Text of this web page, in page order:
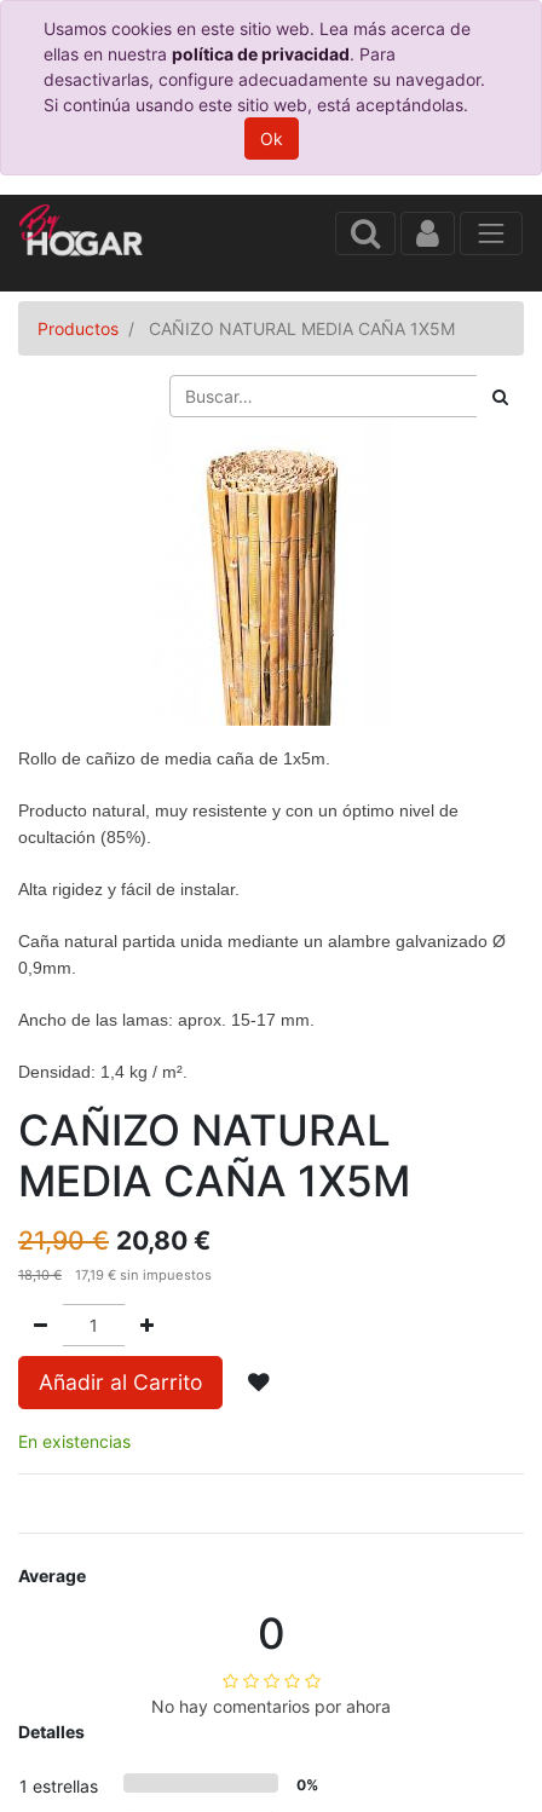
Usamos cookies en este sitio web. Lea más acerca de
ellas en nuestra política de privacidad. Para
desactivarlas, configure adecuadamente su navegador.
Si continúa usando este sitio web, está aceptándolas.
Ok
Productos CAÑIZO NATURAL MEDIA CAÑA 1X5M
Rollo de cañizo de media caña de 1x5m.
Producto natural, muy resistente y con un óptimo nivel de
ocultación (85%).
Alta rigidez y fácil de instalar.
Caña natural partida unida mediante un alambre galvanizado Ø
0,9mm.
Ancho de las lamas: aprox. 15-17 mm.
Densidad: 1,4 kg / m².
CAÑIZO NATURAL
MEDIA CAÑA 1X5M
21,90€ 20,80 €
18,10€ 17,19 € sin impuestos
Añadir al Carrito
En existencias
Average
0
No hay comentarios por ahora
Detalles
1 estrellas 0%